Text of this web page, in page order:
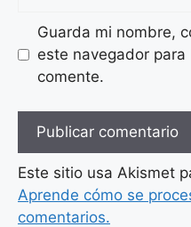
Guarda mi nombre,
este navegador para
comente.
Este sitio usa Akismet
Aprende cómo se
comentarios.